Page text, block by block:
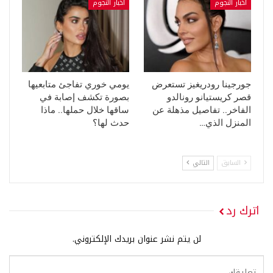
أخبار النجوم
جورجينا رودريغيز تستعرض
قصر كريستيانو رونالدو
الفاخر.. تفاصيل مذهلة عن
المنزل الذي…
أخبار النجوم
يومي خوري تفاجئ متابعيها
بصورة تكشف إصابة في
ساقها خلال حملها.. ماذا
حدث لها؟
السابق التالي
اترك رد
لن يتم نشر عنوان بريدك الإلكتروني.